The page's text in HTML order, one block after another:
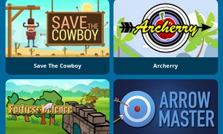
Save The Cowboy Archerry